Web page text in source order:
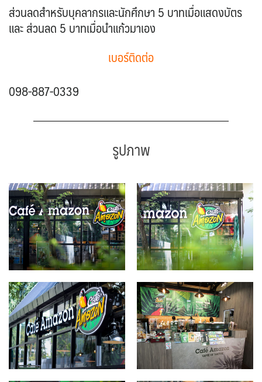
ส่วนลดสำหรับบุคลากรและนักศึกษา 5 บาทเมื่อแสดงบัตร
และ ส่วนลด 5 บาทเมื่อนำแก้วมาเอง
เบอร์ติดต่อ
098-887-0339
รูปภาพ